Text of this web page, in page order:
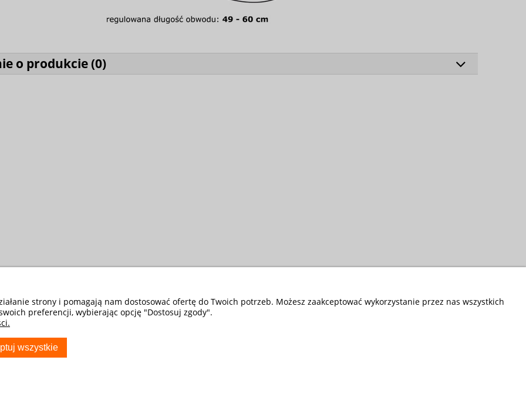
o produkcie (0)
strony i pomagają nam dostosować ofertę do Twoich potrzeb. Możesz zaakceptować wykorzystanie przez nas wszystkich
preferencji, wybierając opcję "Dostosuj zgody".
wszystkie